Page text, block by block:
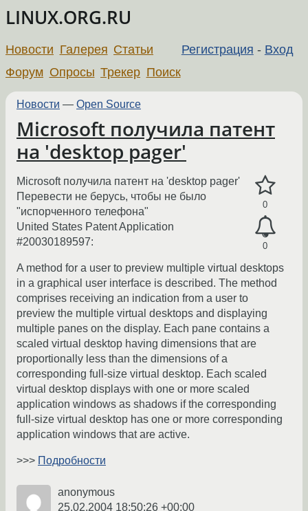
LINUX.ORG.RU
Регистрация - Вход
Новости Галерея Статьи
Форум Опросы Трекер Поиск
Новости — Open Source
Microsoft получила патент
на 'desktop pager'
0
0
Microsoft получила патент на 'desktop pager'
Перевести не берусь, чтобы не было
"испорченного телефона"
United States Patent Application
#20030189597:
A method for a user to preview multiple virtual desktops
in a graphical user interface is described. The method
comprises receiving an indication from a user to
preview the multiple virtual desktops and displaying
multiple panes on the display. Each pane contains a
scaled virtual desktop having dimensions that are
proportionally less than the dimensions of a
corresponding full-size virtual desktop. Each scaled
virtual desktop displays with one or more scaled
application windows as shadows if the corresponding
full-size virtual desktop has one or more corresponding
application windows that are active.
>>> Подробности
anonymous
25.02.2004 18:50:26 +00:00